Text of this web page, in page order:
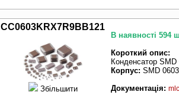
CC0603KRX7R9BB121
Збільшити
В наявності 594
Короткий опис:
Конденсатор
Корпус: SMD 0603
Документація: